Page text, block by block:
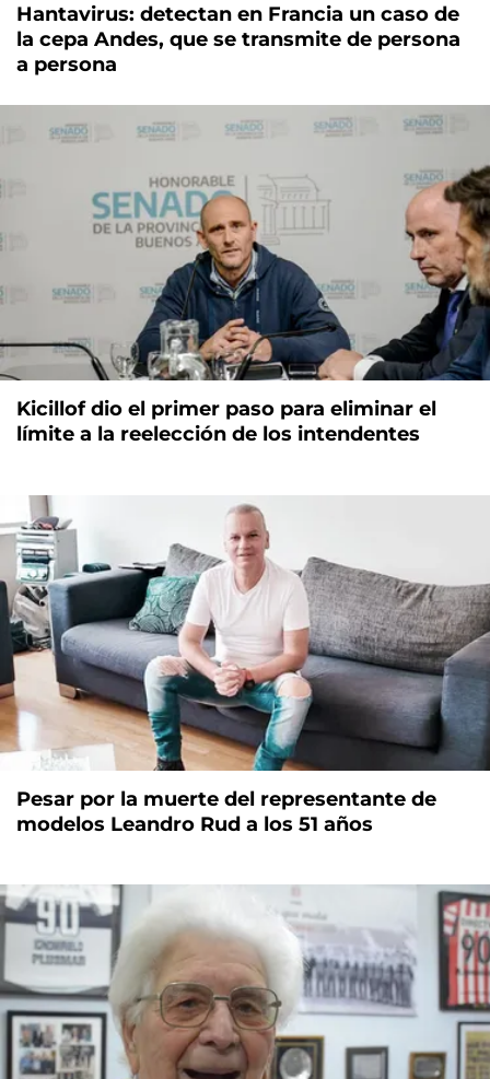
Hantavirus: detectan en Francia un caso de
la cepa Andes, que se transmite de persona
a persona
Kicillof dio el primer paso para eliminar el
límite a la reelección de los intendentes
Pesar por la muerte del representante de
modelos Leandro Rud a los 51 años